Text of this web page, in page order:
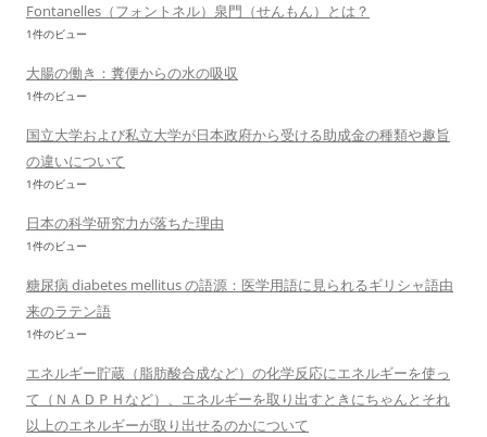
Fontanelles（フォントネル）泉門（せんもん）とは？
1件のビュー
大腸の働き：糞便からの水の吸収
1件のビュー
国立大学および私立大学が日本政府から受ける助成金の種類や趣旨
の違いについて
1件のビュー
日本の科学研究力が落ちた理由
1件のビュー
糖尿病 diabetes mellitus の語源：医学用語に見られるギリシャ語由
来のラテン語
1件のビュー
エネルギー貯蔵（脂肪酸合成など）の化学反応にエネルギーを使っ
て（ＮＡＤＰＨなど）、エネルギーを取り出すときにちゃんとそれ
以上のエネルギーが取り出せるのかについて